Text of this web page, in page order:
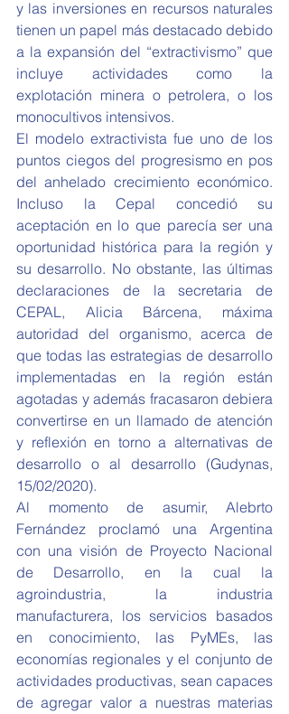
y las inversiones en recursos naturales
tienen un papel más destacado debido
a la expansión del “extractivismo” que
incluye actividades como la
explotación minera o petrolera, o los
monocultivos intensivos.
El modelo extractivista fue uno de los
puntos ciegos del progresismo en pos
del anhelado crecimiento económico.
Incluso la Cepal concedió su
aceptación en lo que parecía ser una
oportunidad histórica para la región y
su desarrollo. No obstante, las últimas
declaraciones de la secretaria de
CEPAL, Alicia Bárcena, máxima
autoridad del organismo, acerca de
que todas las estrategias de desarrollo
implementadas en la región están
agotadas y además fracasaron debiera
convertirse en un llamado de atención
y reflexión en torno a alternativas de
desarrollo o al desarrollo (Gudynas,
15/02/2020).
Al momento de asumir, Alebrto
Fernández proclamó una Argentina
con una visión de Proyecto Nacional
de Desarrollo, en la cual la
agroindustria, la industria
manufacturera, los servicios basados
en conocimiento, las PyMEs, las
economías regionales y el conjunto de
actividades productivas, sean capaces
de agregar valor a nuestras materias